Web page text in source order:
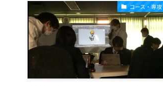
コース・専攻